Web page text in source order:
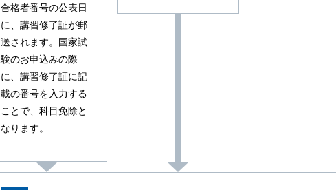
合格者番号の公表日
に、講習修了証が郵
送されます。国家試
験のお申込みの際
に、講習修了証に記
載の番号を入力する
ことで、科目免除と
なります。